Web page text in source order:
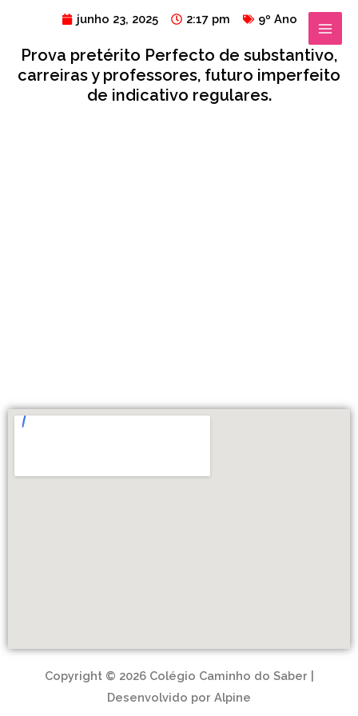
conteúdo
MAIN
MENU
junho 23, 2025 2:17 pm 9º Ano
Prova pretérito Perfecto de substantivo,
carreiras y professores, futuro imperfeito
de indicativo regulares.
Copyright © 2026 Colégio Caminho do Saber |
Desenvolvido por Alpine